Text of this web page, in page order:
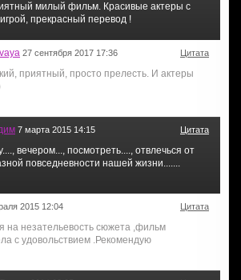
милый фильм. Красивые актеры с
прекрасный перевод !
27 сентября 2017 17:36 Цитата
приятный, просто прелесть. И актеры
7 марта 2015 14:15 Цитата
вечером..., посмотреть...., отвлечься от
повседневности нашей жизни.......
2015 12:04 Цитата
на незательевость сюжета ,фильм
с удовольствием .Рекомендую